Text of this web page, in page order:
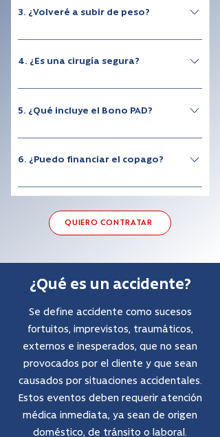
hambre y aumenta la saciedad.
3. ¿Volveré a subir de peso?
cirugía se acompaña de cambios de hábitos y
4. ¿Es una cirugía segura?
estudiado y realizado por equipos
5. ¿Qué incluye el Bono PAD?
Derecho de pabellón✔ Insumos y
6. ¿Puedo financiar el copago?
QUIERO CONTRATAR
¿Qué es un accidente?
Se define accidente como sucesos
fortuitos, imprevistos, traumáticos,
externos e inesperados, que no sean
provocados por el cliente y que sean
causados por situaciones accidentales.
Estos eventos deben requerir atención
médica inmediata, ya sean de origen
doméstico, de tránsito o laboral.